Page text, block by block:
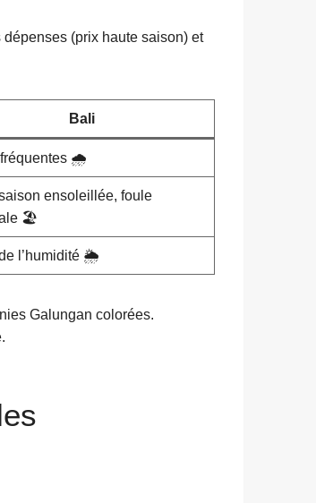
(prix haute saison) et
Bali
🌧️
ensoleillée, foule
🏖️
l’humidité 🌦️
Galungan colorées.